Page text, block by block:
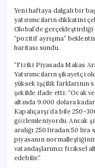
Yeni haftaya dalgalı bir
yatırımcıların dikkatini
Global’de
“pozitif ayrışma”
haritası sundu.
“Fiziki Piyasada Makas
Yatırımcıların şikayetçi
yüksek işçilik farklarının
şekilde ifade etti: “Ocak
altında 9.000 dolara
Kapalıçarşı’da bile 250-
gözlemleniyordu. Ancak
aralığı 250 liradan 50
piyasanın
vatandaşlarımız fiziksel
edebilir.”